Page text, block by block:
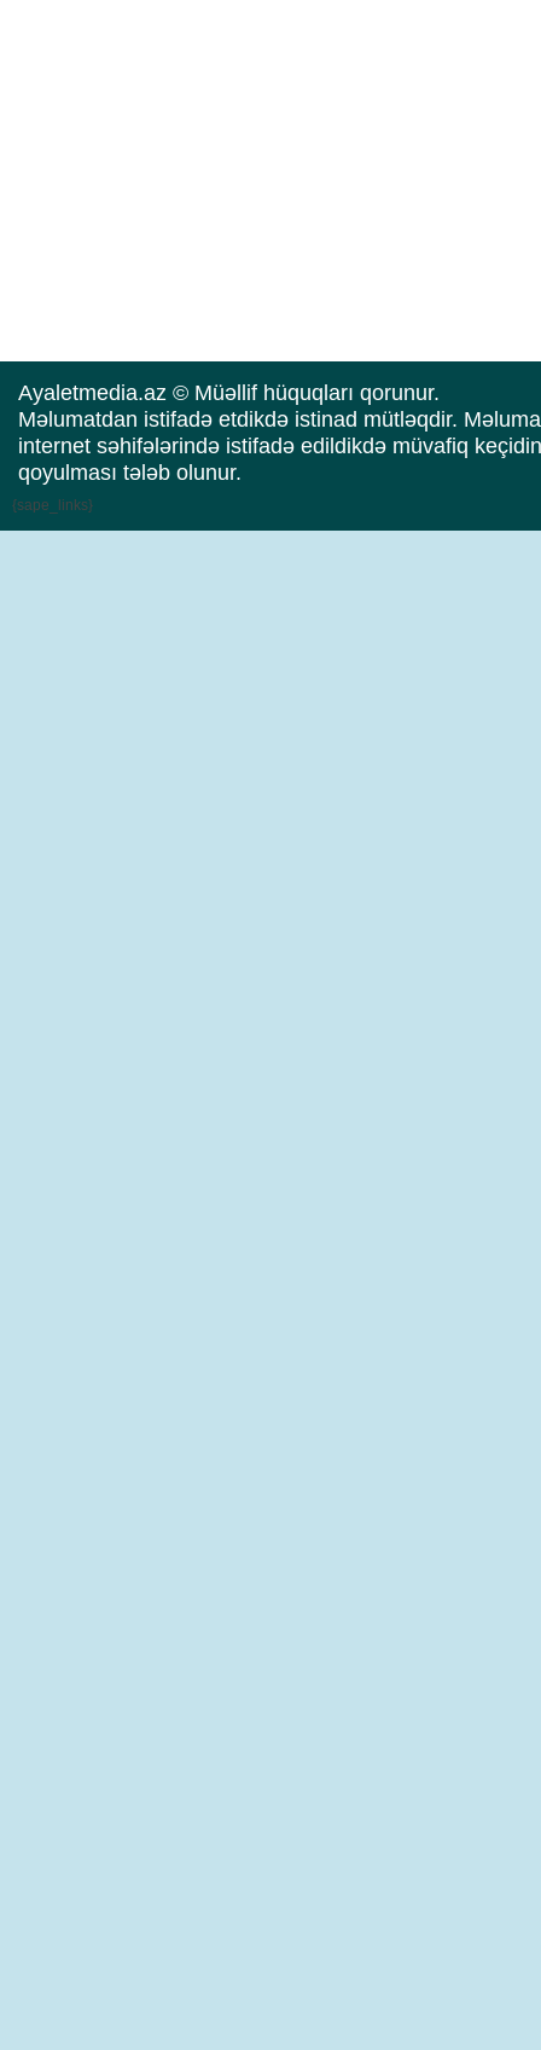
Ayaletmedia.az © Müəllif hüquqları qorunur.
Məlumatdan istifadə etdikdə istinad mütləqdir.
internet səhifələrində istifadə edildikdə müvafiq keçidin
qoyulması tələb olunur.
{sape_links}